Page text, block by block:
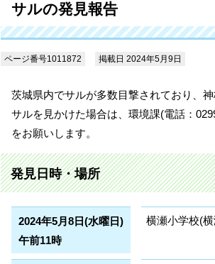
サルの発見報告
ページ番号1011872 掲載日 2024年5月9日
茨城県内でサルが多数目撃されており、
サルを見かけた場合は、環境課(電話：
をお願いします。
発見日時・場所
2024年5月8日(水曜日)
午前11時
横瀬小学校(